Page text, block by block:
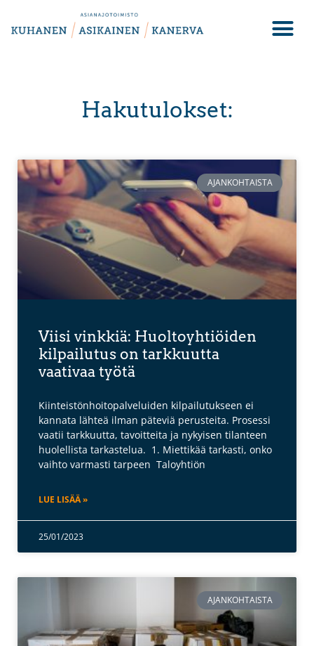
Hakutulokset:
AJANKOHTAISTA
Viisi vinkkiä: Huoltoyhtiöiden
kilpailutus on tarkkuutta
vaativaa työtä
Kiinteistönhoitopalveluiden kilpailutukseen ei
kannata lähteä ilman päteviä perusteita. Prosessi
vaatii tarkkuutta, tavoitteita ja nykyisen tilanteen
huolellista tarkastelua. 1. Miettikää tarkasti, onko
vaihto varmasti tarpeen Taloyhtiön
LUE LISÄÄ »
25/01/2023
AJANKOHTAISTA